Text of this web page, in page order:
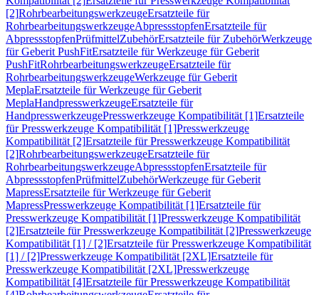
[2]RohrbearbeitungswerkzeugeErsatzteile für
RohrbearbeitungswerkzeugeAbpressstopfenErsatzteile für
AbpressstopfenPrüfmittelZubehörErsatzteile für ZubehörWerkzeuge
für Geberit PushFitErsatzteile für Werkzeuge für Geberit
PushFitRohrbearbeitungswerkzeugeErsatzteile für
RohrbearbeitungswerkzeugeWerkzeuge für Geberit
MeplaErsatzteile für Werkzeuge für Geberit
MeplaHandpresswerkzeugeErsatzteile für
HandpresswerkzeugePresswerkzeuge Kompatibilität [1]Ersatzteile
für Presswerkzeuge Kompatibilität [1]Presswerkzeuge
Kompatibilität [2]Ersatzteile für Presswerkzeuge Kompatibilität
[2]RohrbearbeitungswerkzeugeErsatzteile für
RohrbearbeitungswerkzeugeAbpressstopfenErsatzteile für
AbpressstopfenPrüfmittelZubehörWerkzeuge für Geberit
MapressErsatzteile für Werkzeuge für Geberit
MapressPresswerkzeuge Kompatibilität [1]Ersatzteile für
Presswerkzeuge Kompatibilität [1]Presswerkzeuge Kompatibilität
[2]Ersatzteile für Presswerkzeuge Kompatibilität [2]Presswerkzeuge
Kompatibilität [1] / [2]Ersatzteile für Presswerkzeuge Kompatibilität
[1] / [2]Presswerkzeuge Kompatibilität [2XL]Ersatzteile für
Presswerkzeuge Kompatibilität [2XL]Presswerkzeuge
Kompatibilität [4]Ersatzteile für Presswerkzeuge Kompatibilität